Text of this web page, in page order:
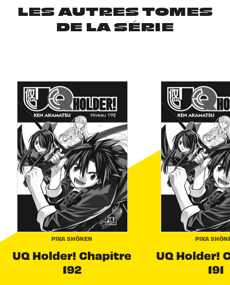
LES AUTRES TOMES
DE LA SÉRIE
PIKA SHÔNEN
UQ Holder! Chapitre
192
PIKA
UQ Holder!
191